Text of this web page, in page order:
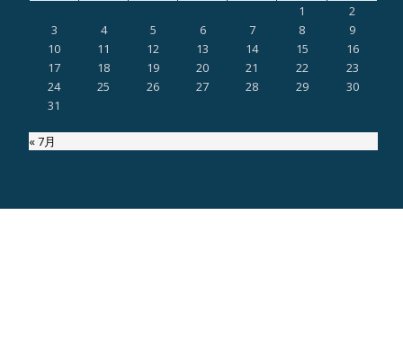
1
2
3
4 5 6 7 8
9
10
11 12 13 14 15
16
17
18 19 20 21 22
23
24
25 26 27 28 29
30
31
« 7月